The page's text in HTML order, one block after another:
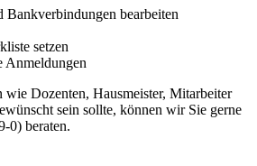
Bankverbindungen bearbeiten
setzen
Anmeldungen
wie Dozenten, Hausmeister, Mitarbeiter
sein sollte, können wir Sie gerne
0) beraten.